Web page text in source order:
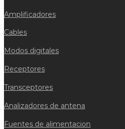
Amplificadores
Cables
Modos digitales
Receptores
Transceptores
Analizadores de antena
Fuentes de alimentacion